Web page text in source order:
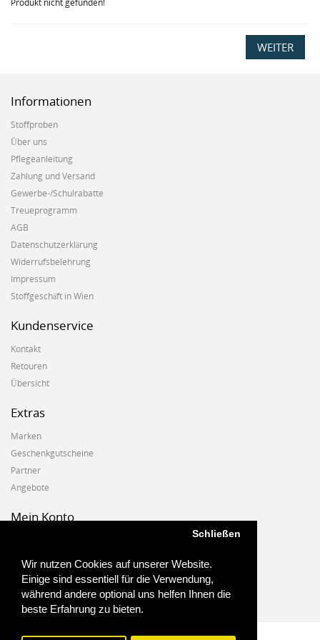
Wir nutzen Cookies auf unserer Website.
Einige sind essentiell für die Verwendung,
während andere optional uns helfen Ihnen die
beste Erfahrung zu bieten.
Schließen
Produkt nicht gefunden!
WEITER
Informationen
Stoffproben
Über uns
Pflegeanleitung
Zahlung und Versand
Gewerbe-/Schulrabatte
Treueprogramm
AGB
Datenschutzerklärung
Widerrufsbelehrung
Impressum
Stoffgeschäft in Wien
Kundenservice
Kontakt
Retouren
Übersicht
Extras
Marken
Geschenkgutscheine
Partner
Angebote
Mein Konto
Auftragshistorie
Wunschzettel
Newsletter